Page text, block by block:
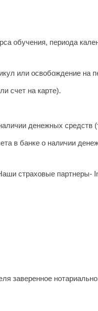
обучения, периода
или освобождение на
счет на карте).
денежных средств
в банке о наличии
страховые партнеры-
заверенное